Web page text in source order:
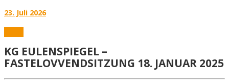
23. Juli 2026
KG EULENSPIEGEL –
FASTELOVVENDSITZUNG 18. JANUAR 2025